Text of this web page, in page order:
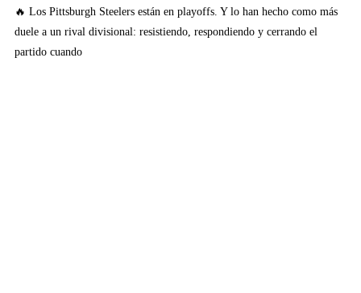
🔥 Los Pittsburgh Steelers están en playoffs. Y lo han hecho como más
duele a un rival divisional: resistiendo, respondiendo y cerrando el
partido cuando